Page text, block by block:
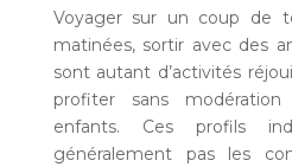
Voyager sur un coup de
matinées, sortir avec des
sont autant d’activités
profiter sans
enfants. Ces profils
généralement pas les